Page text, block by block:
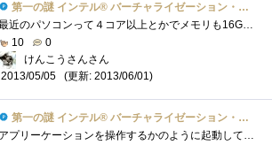
第一の謎 インテル® バーチャライゼーション・テクノロジーとは？
最近のパソコンって４コア以上とかでメモリも16GBとか普通ですよね！はっきり言ってオーバースペックだったりで・・・5年以上前のパソコン数台...
10
0
けんこうさんさん
2013/05/05
(更新: 2013/06/01)
第一の謎 インテル® バーチャライゼーション・テクノロジーとは？
アプリーケーションを操作するかのように起動しているOS上で別のOSを操作する機能で仮想PCとか聞いたことがあるかと思います。windows7上でwindowsXP...